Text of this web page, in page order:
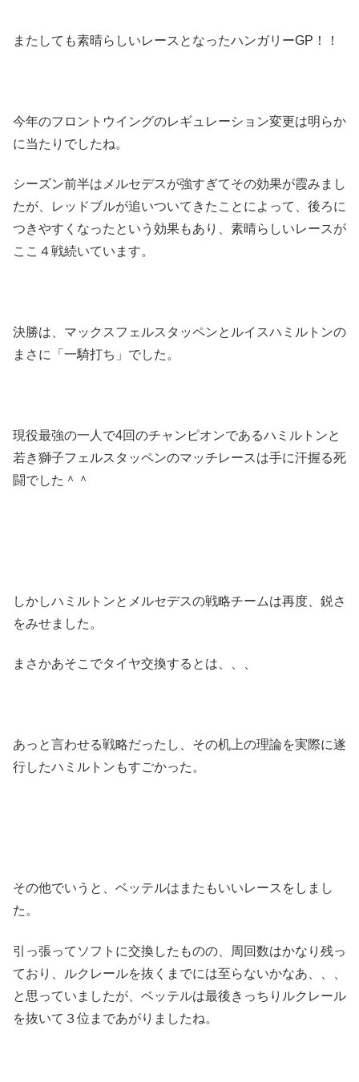
またしても素晴らしいレースとなったハンガリーGP！！
今年のフロントウイングのレギュレーション変更は明らか
に当たりでしたね。
シーズン前半はメルセデスが強すぎてその効果が霞みまし
たが、レッドブルが追いついてきたことによって、後ろに
つきやすくなったという効果もあり、素晴らしいレースが
ここ４戦続いています。
決勝は、マックスフェルスタッペンとルイスハミルトンの
まさに「一騎打ち」でした。
現役最強の一人で4回のチャンピオンであるハミルトンと
若き獅子フェルスタッペンのマッチレースは手に汗握る死
闘でした＾＾
しかしハミルトンとメルセデスの戦略チームは再度、鋭さ
をみせました。
まさかあそこでタイヤ交換するとは、、、
あっと言わせる戦略だったし、その机上の理論を実際に遂
行したハミルトンもすごかった。
その他でいうと、ベッテルはまたもいいレースをしまし
た。
引っ張ってソフトに交換したものの、周回数はかなり残っ
ており、ルクレールを抜くまでには至らないかなあ、、、
と思っていましたが、ベッテルは最後きっちりルクレール
を抜いて３位まであがりましたね。